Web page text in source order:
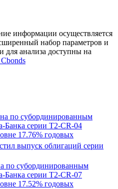
информации осуществляется
набор параметров и
для анализа доступны на
по субординированным
Банка серии T2-CR-04
17.76% годовых
выпуск облигаций серии
по субординированным
Банка серии Т2-CR-07
17.52% годовых